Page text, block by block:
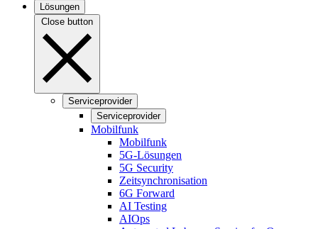
Lösungen
Close button
Serviceprovider
Serviceprovider
Mobilfunk
Mobilfunk
5G-Lösungen
5G Security
Zeitsynchronisation
6G Forward
AI Testing
AIOps